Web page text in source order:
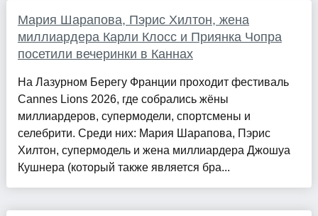
Мария Шарапова, Пэрис Хилтон, жена
миллиардера Карли Клосс и Приянка Чопра
посетили вечеринки в Каннах
На Лазурном Берегу Франции проходит фестиваль
Cannes Lions 2026, где собрались жёны
миллиардеров, супермодели, спортсмены и
селебрити. Среди них: Мария Шарапова, Пэрис
Хилтон, супермодель и жена миллиардера Джошуа
Кушнера (который также является бра...